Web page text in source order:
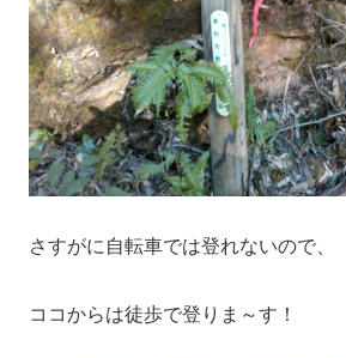
さすがに自転車では登れないので、
ココからは徒歩で登りま～す！